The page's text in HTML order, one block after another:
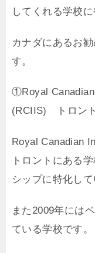
してくれる学校
カナダにあるお
す。
①Royal
(RCIIS) トロント
Royal Canadian
トロントにある
シップに特化して
また2009年には
ている学校です。